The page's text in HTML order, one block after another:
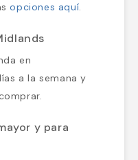
opciones aquí.
en
a la semana y
y para